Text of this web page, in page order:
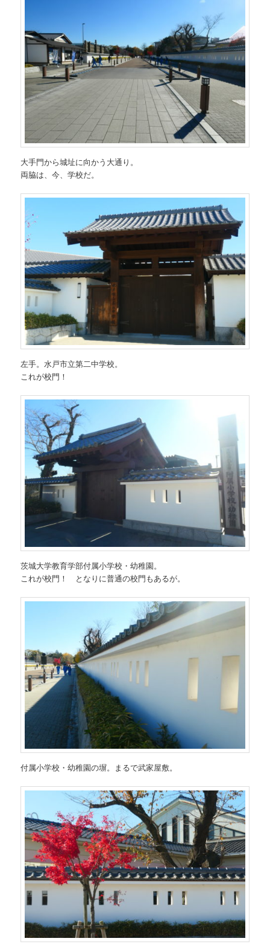
大手門から城址に向かう大通り。
両脇は、今、学校だ。
左手。水戸市立第二中学校。
これが校門！
茨城大学教育学部付属小学校・幼稚園。
これが校門！ となりに普通の校門もあるが。
付属小学校・幼稚園の塀。まるで武家屋敷。